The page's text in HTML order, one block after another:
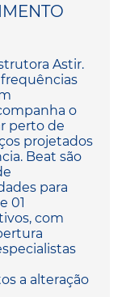
Astir.
o
perto de
projetados
Beat são
para
01
com
a alteração